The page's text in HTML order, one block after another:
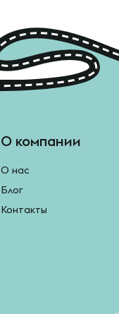
О компании
О нас
Блог
Контакты